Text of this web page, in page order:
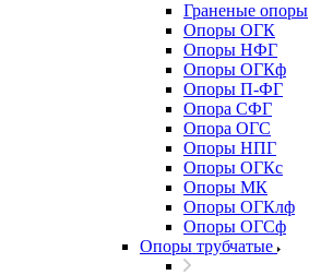
Граненые опоры
Опоры ОГК
Опоры НФГ
Опоры ОГКф
Опоры П-ФГ
Опора СФГ
Опора ОГС
Опоры НПГ
Опоры ОГКс
Опоры МК
Опоры ОГКлф
Опоры ОГСф
Опоры трубчатые